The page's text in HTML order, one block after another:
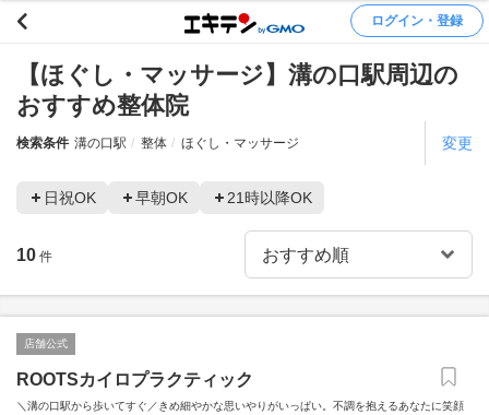
ログイン・登録
【ほぐし・マッサージ】溝の口駅周辺の
おすすめ整体院
検索条件 溝の口駅 整体 ほぐし・マッサージ 変更
日祝OK 早朝OK 21時以降OK
10 件
店舗公式
ROOTSカイロプラクティック
＼溝の口駅から歩いてすぐ／きめ細やかな思いやりがいっぱい。不調を抱えるあなたに笑顔